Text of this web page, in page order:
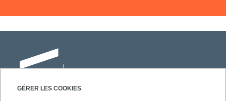
GÉRER LES COOKIES